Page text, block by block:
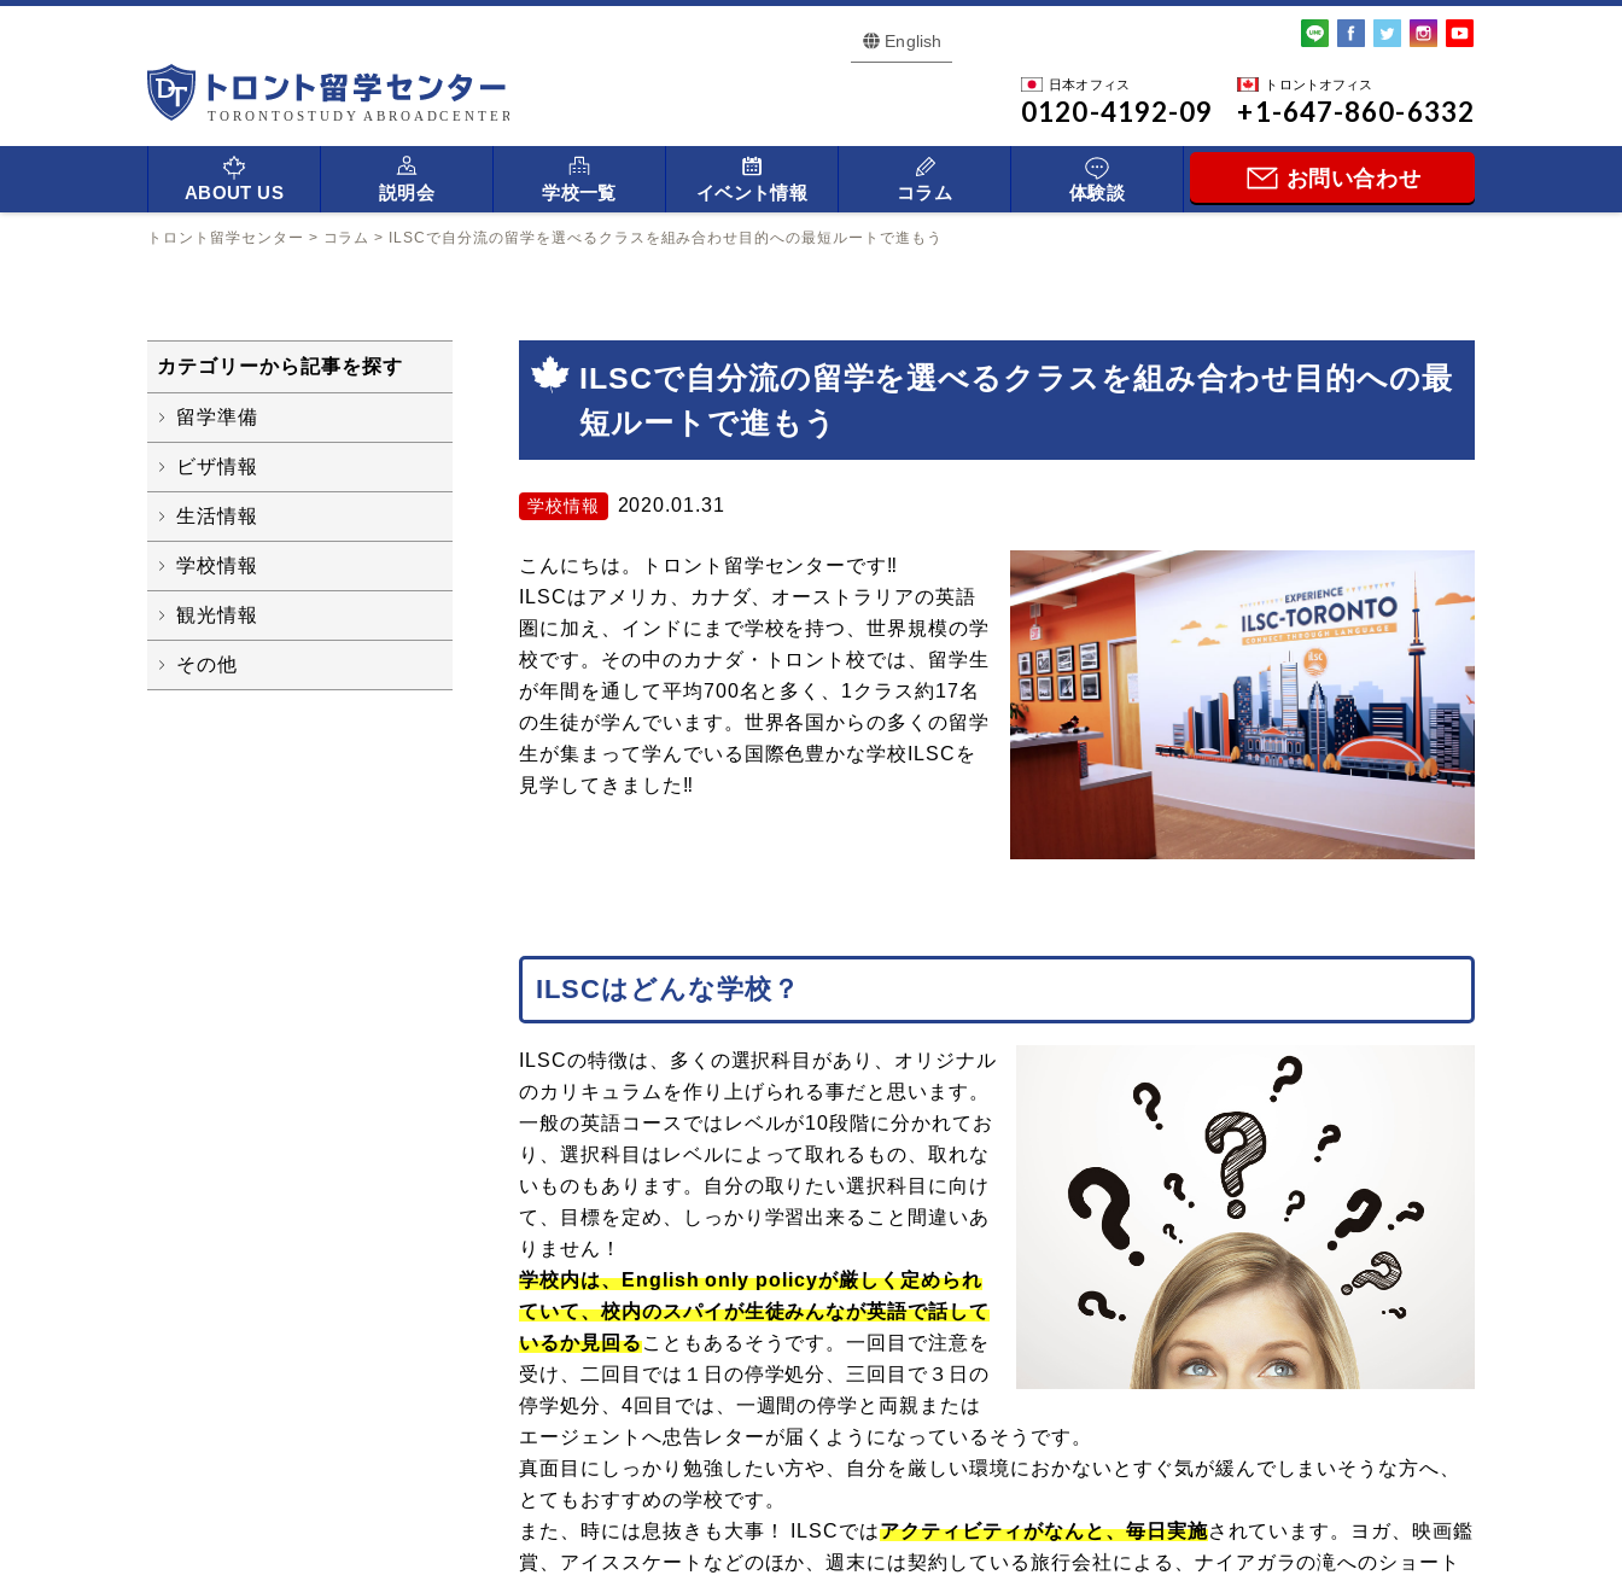
English
日本オフィス
0120-4192-09
トロントオフィス
+1-647-860-6332
ABOUT US 説明会 学校一覧 イベント情報 コラム 体験談
お問い合わせ
トロント留学センター > コラム > ILSCで自分流の留学を選べるクラスを組み合わせ目的への最短ルートで進もう
ILSCで自分流の留学を選べるクラスを組み合わせ目的への最
短ルートで進もう
学校情報 2020.01.31
こんにちは。トロント留学センターです‼
ILSCはアメリカ、カナダ、オーストラリアの英語
圏に加え、インドにまで学校を持つ、世界規模の学
校です。その中のカナダ・トロント校では、留学生
が年間を通して平均700名と多く、1クラス約17名
の生徒が学んでいます。世界各国からの多くの留学
生が集まって学んでいる国際色豊かな学校ILSCを
見学してきました‼
ILSCはどんな学校？
ILSCの特徴は、多くの選択科目があり、オリジナル
のカリキュラムを作り上げられる事だと思います。
一般の英語コースではレベルが10段階に分かれてお
り、選択科目はレベルによって取れるもの、取れな
いものもあります。自分の取りたい選択科目に向け
て、目標を定め、しっかり学習出来ること間違いあ
りません！
学校内は、English only policyが厳しく定められ
ていて、校内のスパイが生徒みんなが英語で話して
いるか見回ることもあるそうです。一回目で注意を
受け、二回目では１日の停学処分、三回目で３日の
停学処分、4回目では、一週間の停学と両親または
エージェントへ忠告レターが届くようになっているそうです。
真面目にしっかり勉強したい方や、自分を厳しい環境におかないとすぐ気が緩んでしまいそうな方へ、
とてもおすすめの学校です。
また、時には息抜きも大事！ ILSCではアクティビティがなんと、毎日実施されています。ヨガ、映画鑑
賞、アイススケートなどのほか、週末には契約している旅行会社による、ナイアガラの滝へのショート
カテゴリーから記事を探す
留学準備
ビザ情報
生活情報
学校情報
観光情報
その他